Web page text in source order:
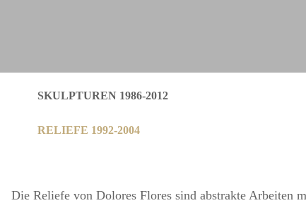
SKULPTUREN 1986-2012
RELIEFE 1992-2004
Die Reliefe von Dolores Flores sind abstrakte Arbeiten